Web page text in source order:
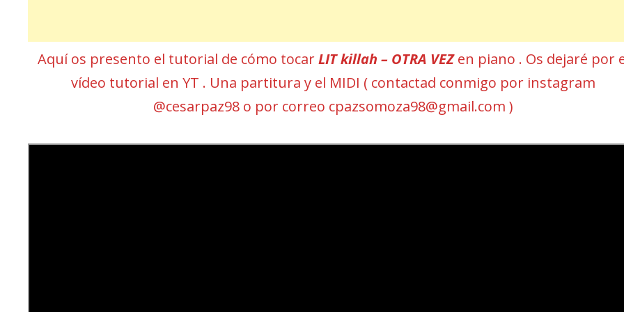
Aquí os presento el tutorial de cómo tocarLIT killah – OTRA VEZen piano . Os dejaré por
vídeo tutorial en YT . Una partitura y el MIDI ( contactad conmigo por instagram
@cesarpaz98 o por correo cpazsomoza98@gmail.com )